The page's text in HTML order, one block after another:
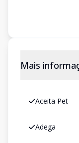
Mais
Aceita Pet
Adega